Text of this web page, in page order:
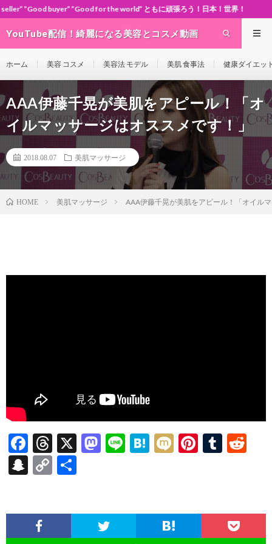
for the world” ともに頑張ろう！日本！世界！
YouTube配信！綺麗になる美容とコスメ動画
ホーム 美容 コスメ 美容法 モデル 美肌 食事法 健康ダイエッ
AAA伊藤千晃が美肌をアピール！「オ
イルマッサージはオススメです！」
2018.08.07 美肌マッサージ
HOME 美肌マッサージ AAA伊藤千晃が美肌をアピール！「オイル
F
ac
e
o
T
hr
ea
X
M
o
Li H
a
M Pi
t
T
r
t
S
pc
C